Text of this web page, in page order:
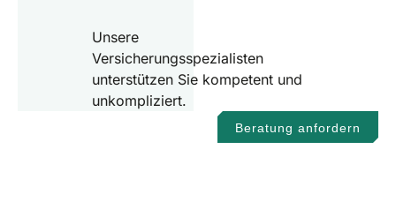
Unsere
Versicherungsspezialisten
unterstützen Sie kompetent und
unkompliziert.
Beratung anfordern